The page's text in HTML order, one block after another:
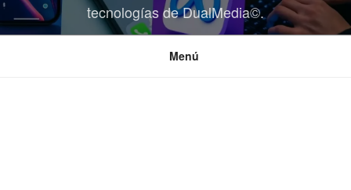
tecnologías de DualMedia©.
Menú